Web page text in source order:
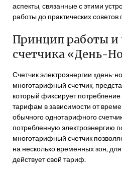
аспекты‚ связанные с этими
работы до практических
Принцип работы и
счетчика «День-
Счетчик электроэнергии «день-
многотарифный счетчик‚
который фиксирует
тарифам в зависимости от
обычного однотарифного
потребленную электроэнергию
многотарифный счетчик
на несколько временных зон‚
действует свой тариф.